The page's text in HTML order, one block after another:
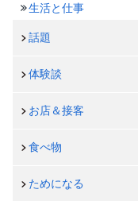
生活と仕事
話題
体験談
お店＆接客
食べ物
ためになる